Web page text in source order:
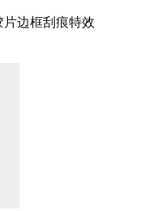
边框刮痕特效